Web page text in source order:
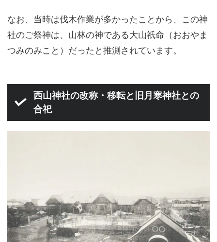
なお、当時は伐木作業が多かったことから、この神
社のご祭神は、山林の神である大山祇命（おおやま
つみのみこと）だったと推測されています。
西山神社の改称・移転と旧月寒神社との
合祀